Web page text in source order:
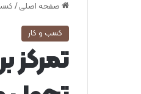
صفحه اصلی /
کسب و کار
تمرکز